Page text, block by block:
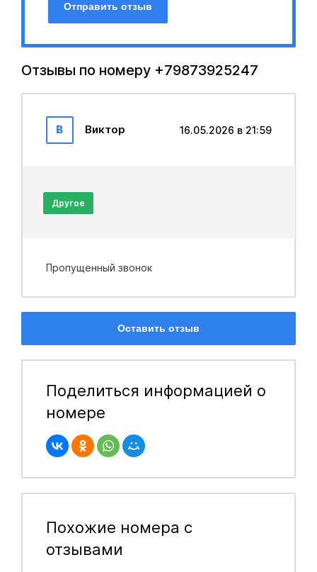
Отправить отзыв
Отзывы по номеру +79873925247
В Виктор 16.05.2026 в 21:59
Другое
Пропущенный звонок
Оставить отзыв
Поделиться информацией о
номере
Похожие номера с
отзывами